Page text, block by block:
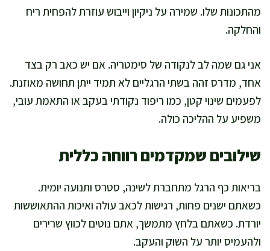
מהתכונות שלו. שמירה על ניקיון וייבוש עוזרת להפחית ריח
והחלקה.
אני גם שמה לב לנקודה של סימטריה. אם יש כאב רק בצד
אחד, מדרס זהה בשתי הרגליים לא תמיד ייתן תחושה מאוזנת.
לפעמים שינוי קטן, כמו ריפוד נקודתי בעקב או התאמת עובי,
משפיע על ההליכה כולה.
שילובים שמקדמים רווחה כללית
בריאות כף הרגל מתחברת לשינה, סטרס ותנועה יומית.
כשאתם ישנים פחות, רגישות לכאב עולה ואיכות ההתאוששות
יורדת. כשאתם בלחץ מתמשך, אתם נוטים לכווץ שרירים
ולהעמיס יותר על השוק והעקב.